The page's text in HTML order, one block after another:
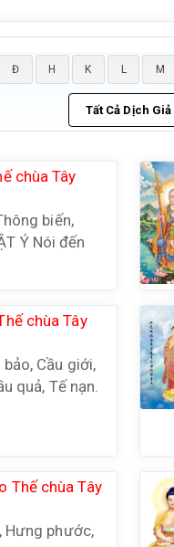
Đ H K L M
Tất Cả Dịch Giả
chùa Tây
biến,
Ý Nói đến
chùa Tây
Cầu giới,
quả, Tế nạn.
Thế chùa Tây
Hưng phước,